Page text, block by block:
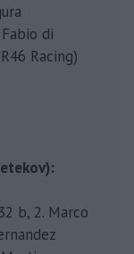
di
Racing)
b, 2. Marco